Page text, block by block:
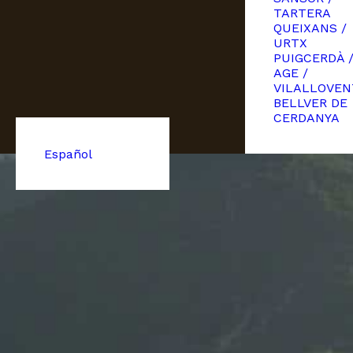
Español
TARTERA
QUEIXANS /
URTX
PUIGCERDÀ /
AGE /
BELLVER DE
CERDANYA